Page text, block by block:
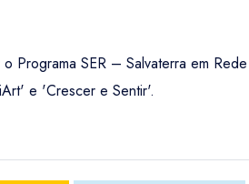
Programa SER – Salvaterra em
e 'Crescer e Sentir'.